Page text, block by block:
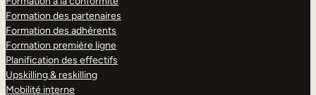
Formation des partenaires
Formation des adhérents
Formation première ligne
Planification des effectifs
Upskilling & reskilling
Mobilité interne